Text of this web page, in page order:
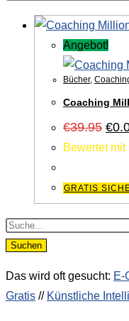
Angebot!
Bücher,
Coaching
€39.95
war:
€
Bewertet mit
GRATIS
Products
search
Suchen
Das wird oft gesucht: E-
Gratis // Künstliche